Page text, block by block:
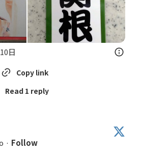
日
Copy link
Read 1 reply
· Follow